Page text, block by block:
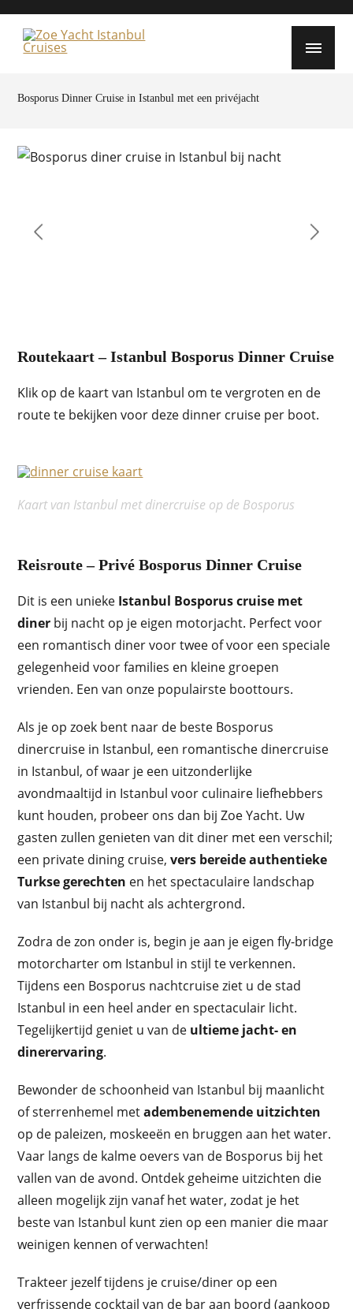
Bosporus Dinner Cruise in Istanbul met een privéjacht
Routekaart – Istanbul Bosporus Dinner Cruise
Klik op de kaart van Istanbul om te vergroten en de
route te bekijken voor deze dinner cruise per boot.
Kaart van Istanbul met dinercruise op de Bosporus
Reisroute – Privé Bosporus Dinner Cruise
Dit is een unieke Istanbul Bosporus cruise met
diner bij nacht op je eigen motorjacht. Perfect voor
een romantisch diner voor twee of voor een speciale
gelegenheid voor families en kleine groepen
vrienden. Een van onze populairste boottours.
Als je op zoek bent naar de beste Bosporus
dinercruise in Istanbul, een romantische dinercruise
in Istanbul, of waar je een uitzonderlijke
avondmaaltijd in Istanbul voor culinaire liefhebbers
kunt houden, probeer ons dan bij Zoe Yacht. Uw
gasten zullen genieten van dit diner met een verschil;
een private dining cruise,vers bereide authentieke
Turkse gerechten en het spectaculaire landschap
van Istanbul bij nacht als achtergrond.
Zodra de zon onder is, begin je aan je eigen fly-bridge
motorcharter om Istanbul in stijl te verkennen.
Tijdens een Bosporus nachtcruise ziet u de stad
Istanbul in een heel ander en spectaculair licht.
Tegelijkertijd geniet u van de ultieme jacht- en
dinerervaring.
Bewonder de schoonheid van Istanbul bij maanlicht
of sterrenhemel metadembenemende uitzichten
op de paleizen, moskeeën en bruggen aan het water.
Vaar langs de kalme oevers van de Bosporus bij het
vallen van de avond. Ontdek geheime uitzichten die
alleen mogelijk zijn vanaf het water, zodat je het
beste van Istanbul kunt zien op een manier die maar
weinigen kennen of verwachten!
Trakteer jezelf tijdens je cruise/diner op een
verfrissende cocktail van de bar aan boord (aankoop